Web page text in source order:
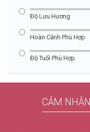
Độ Lưu Hương
Hoàn Cảnh Phù Hợp
Độ Tuổi Phù Hợp
CẢM